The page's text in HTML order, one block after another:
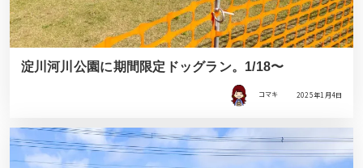
淀川河川公園に期間限定ドッグラン。1/18〜
コマキ 2025年1月4日